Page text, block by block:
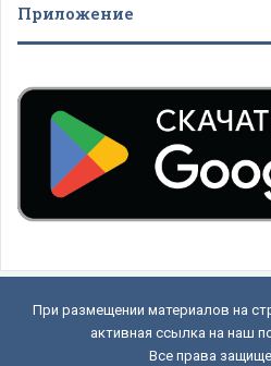
Приложение
При размещении материалов на
активная ссылка на наш
Все права